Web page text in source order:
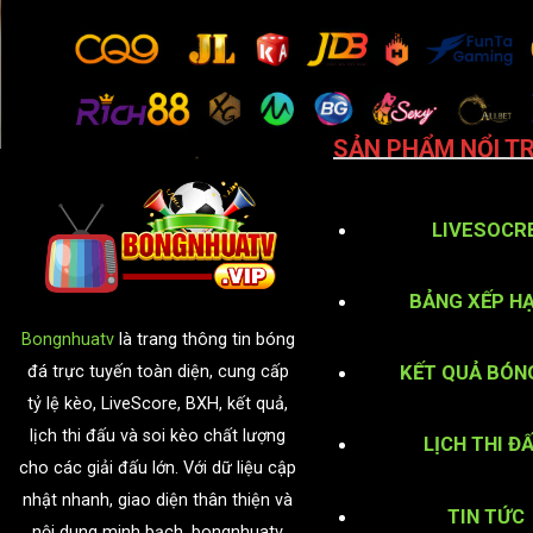
Bongnhuatvlà trang thông tin bóng
đá trực tuyến toàn diện, cung cấp
tỷ lệ kèo, LiveScore, BXH, kết quả,
lịch thi đấu và soi kèo chất lượng
cho các giải đấu lớn. Với dữ liệu cập
nhật nhanh, giao diện thân thiện và
SẢN PHẨM NỔI
BẢNG XẾP
KẾT QUẢ
LỊCH THI
TIN TỨC